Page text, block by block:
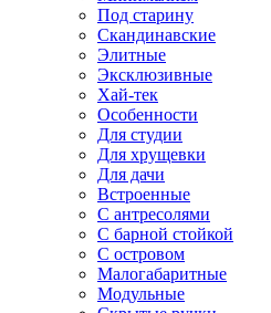
Под старину
Скандинавские
Элитные
Эксклюзивные
Хай-тек
Особенности
Для студии
Для хрущевки
Для дачи
Встроенные
С антресолями
С барной стойкой
С островом
Малогабаритные
Модульные